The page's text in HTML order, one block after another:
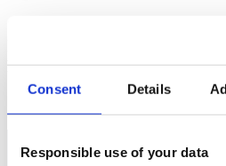
Consent Details
Responsible use of your data
:
Produit: Dimasys, CAs gW